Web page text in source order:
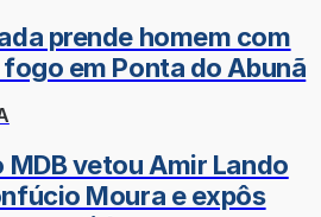
prende homem com
em Ponta do Abunã
MDB vetou Amir Lando
Moura e expôs